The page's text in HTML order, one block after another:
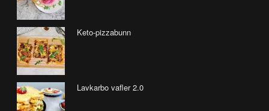
Keto-pizzabunn
Lavkarbo vafler 2.0